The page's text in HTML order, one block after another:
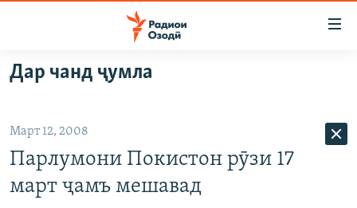
Ҷаҳиш
ба
аслӣ
Ҷаҳиш
ба
феҳристи
ГӮШАҲО
ҶОМЕА
ҚАЗИЯИ "КРОКУС"
РӮЗГОРИ МУҲОҶИР
САЛОМ, ХОҲАР
ТАҲҚИҚОТ
Дар чанд ҷумла
Март 12, 2008
Парлумони Покистон рӯзи 17
март ҷамъ мешавад